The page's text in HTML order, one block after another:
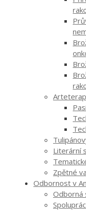
Literární
Zpětné
Odbornost v
Odborná